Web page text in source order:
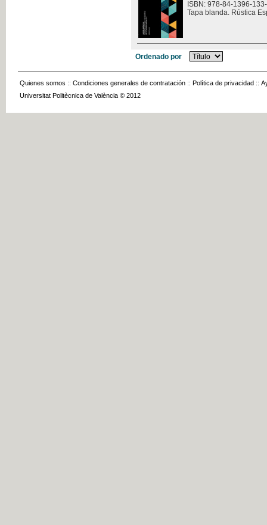
ISBN: 978-84-1396-
Tapa blanda. Rústica
Ordenado por
Quienes somos :: Condiciones generales de contratación :: Política de privacidad ::
Universitat Politècnica de València © 2012